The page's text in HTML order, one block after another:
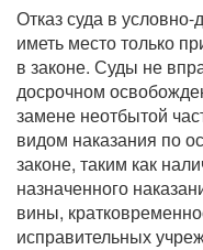
Отказ суда в
иметь место только
в законе. Суды не
досрочном
замене неотбытой
видом наказания по
законе, таким как
назначенного
вины,
исправительных